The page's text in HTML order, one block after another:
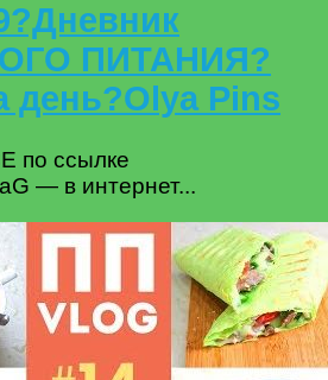
ПИТАНИЯ?
Pins
по ссылке
— в интернет...